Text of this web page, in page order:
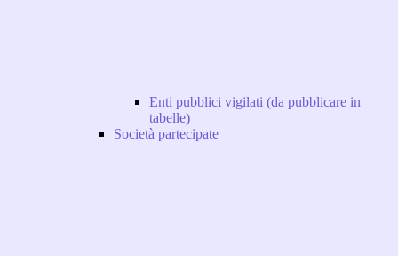
Enti pubblici vigilati (da pubblicare in
tabelle)
Società partecipate